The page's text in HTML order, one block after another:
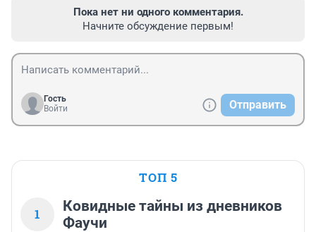
Пока нет ни одного комментария.
Начните обсуждение первым!
Гость
Войти
Отправить
ТОП 5
1
Ковидные тайны из дневников
Фаучи